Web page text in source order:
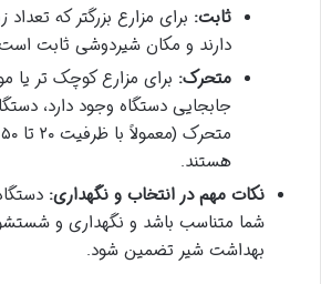
ثابت: برای مزارع بزرگتر که
دارند و مکان شیردوشی ثابت
متحرک: برای مزارع کوچک تر یا
جابجایی دستگاه وجود دارد،
هستند.
نکات مهم در انتخاب و نگهداری:
شما متناسب باشد و نگهداری و
بهداشت شیر تضمین شود.